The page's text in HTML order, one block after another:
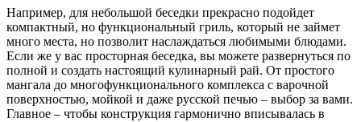
Например, для небольшой беседки прекрасно подойдет
компактный, но функциональный гриль, который не займет
много места, но позволит наслаждаться любимыми блюдами.
Если же у вас просторная беседка, вы можете развернуться по
полной и создать настоящий кулинарный рай. От простого
мангала до многофункционального комплекса с варочной
поверхностью, мойкой и даже русской печью – выбор за вами.
Главное – чтобы конструкция гармонично вписывалась в